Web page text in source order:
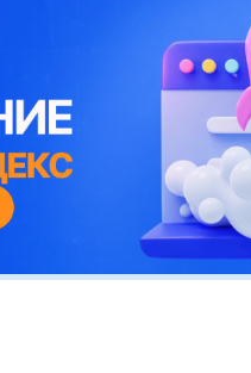
Элитные кухни: стилевые
Элитная посуда для кухни
Шкаф-пенал для кухни по
Электропроводка на кухне:
Что представляет собой
Школа ремонта кухни
Черно-белая кухня – дань
Электрические вытяжки
Фасады для кухни своими
сотворят чудеса
Шьем шторы на кухню сами:
Чем отмыть жир на кухне –
Цветовая гамма кухни: